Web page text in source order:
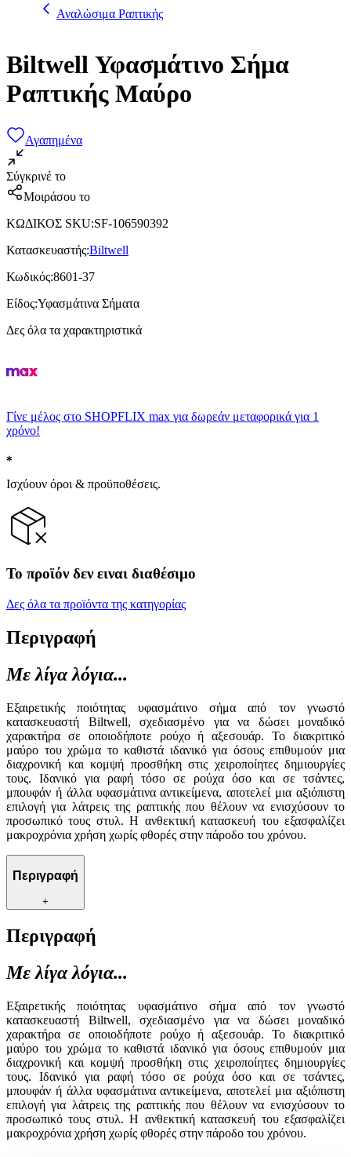
Αναλώσιμα Ραπτικής
Biltwell Υφασμάτινο Σήμα
Ραπτικής Μαύρο
Αγαπημένα
Σύγκρινέ το
Μοιράσου το
ΚΩΔΙΚΟΣ SKU:SF-106590392
Κατασκευαστής:Biltwell
Κωδικός:8601-37
Είδος:Υφασμάτινα Σήματα
Δες όλα τα χαρακτηριστικά
Γίνε μέλος στο SHOPFLIX max για δωρεάν μεταφορικά για 1
χρόνο!
Ισχύουν όροι & προϋποθέσεις.
Το προϊόν δεν ειναι διαθέσιμο
Δες όλα τα προϊόντα της κατηγορίας
Περιγραφή
Με λίγα λόγια...
Εξαιρετικής ποιότητας υφασμάτινο σήμα από τον γνωστό
κατασκευαστή Biltwell, σχεδιασμένο για να δώσει μοναδικό
χαρακτήρα σε οποιοδήποτε ρούχο ή αξεσουάρ. Το διακριτικό
μαύρο του χρώμα το καθιστά ιδανικό για όσους επιθυμούν μια
διαχρονική και κομψή προσθήκη στις χειροποίητες δημιουργίες
τους. Ιδανικό για ραφή τόσο σε ρούχα όσο και σε τσάντες,
μπουφάν ή άλλα υφασμάτινα αντικείμενα, αποτελεί μια αξιόπιστη
επιλογή για λάτρεις της ραπτικής που θέλουν να ενισχύσουν το
προσωπικό τους στυλ. Η ανθεκτική κατασκευή του εξασφαλίζει
μακροχρόνια χρήση χωρίς φθορές στην πάροδο του χρόνου.
Περιγραφή
+
Περιγραφή
Με λίγα λόγια...
Εξαιρετικής ποιότητας υφασμάτινο σήμα από τον γνωστό
κατασκευαστή Biltwell, σχεδιασμένο για να δώσει μοναδικό
χαρακτήρα σε οποιοδήποτε ρούχο ή αξεσουάρ. Το διακριτικό
μαύρο του χρώμα το καθιστά ιδανικό για όσους επιθυμούν μια
διαχρονική και κομψή προσθήκη στις χειροποίητες δημιουργίες
τους. Ιδανικό για ραφή τόσο σε ρούχα όσο και σε τσάντες,
μπουφάν ή άλλα υφασμάτινα αντικείμενα, αποτελεί μια αξιόπιστη
επιλογή για λάτρεις της ραπτικής που θέλουν να ενισχύσουν το
προσωπικό τους στυλ. Η ανθεκτική κατασκευή του εξασφαλίζει
μακροχρόνια χρήση χωρίς φθορές στην πάροδο του χρόνου.